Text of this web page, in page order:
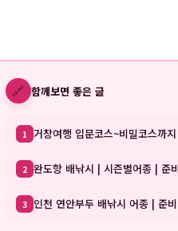
🔗 함께보면 좋은 글
1 거창여행 입문코스~비밀코스까
2 완도항 배낚시 | 시즌별어종 | 준
3 인천 연안부두 배낚시 어종 | 준